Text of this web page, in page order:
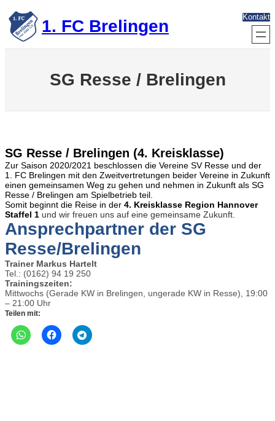
Zum
Inhalt
springen 1. FC Brelingen Kontakt
SG Resse / Brelingen
SG Resse / Brelingen (4. Kreisklasse)
Zur Saison 2020/2021 beschlossen die Vereine SV Resse und der
1. FC Brelingen mit den Zweitvertretungen beider Vereine in Zukunft
einen gemeinsamen Weg zu gehen und nehmen in Zukunft als SG
Resse / Brelingen am Spielbetrieb teil.
Somit beginnt die Reise in der 4. Kreisklasse Region Hannover
Staffel 1 und wir freuen uns auf eine gemeinsame Zukunft.
Ansprechpartner der SG
Resse/Brelingen
Trainer Markus Hartelt
Tel.: (0162) 94 19 250
Trainingszeiten:
Mittwochs (Gerade KW in Brelingen, ungerade KW in Resse), 19:00
– 21:00 Uhr
Teilen mit: